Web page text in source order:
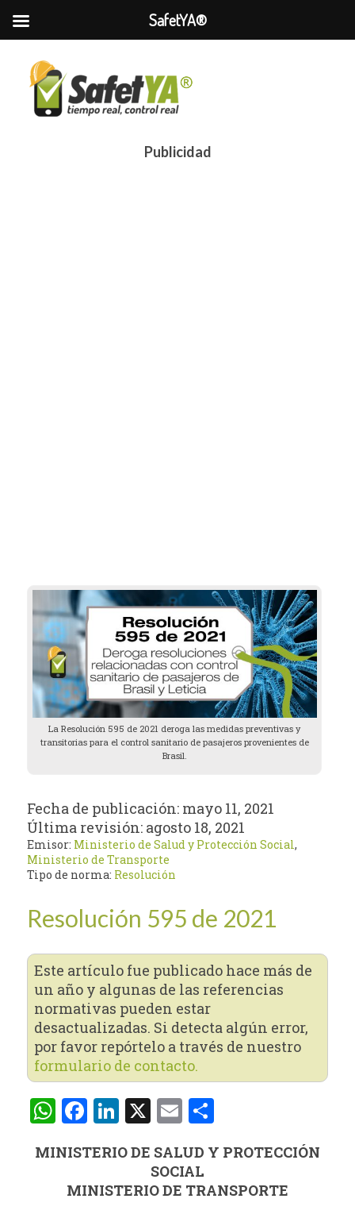
Publicidad
La Resolución 595 de 2021 deroga las medidas preventivas y
transitorias para el control sanitario de pasajeros provenientes de
Brasil.
Fecha de publicación: mayo 11, 2021
Última revisión: agosto 18, 2021
Emisor: Ministerio de Salud y Protección Social,
Ministerio de Transporte
Tipo de norma: Resolución
Resolución 595 de 2021
Este artículo fue publicado hace más de
un año y algunas de las referencias
normativas pueden estar
desactualizadas. Si detecta algún error,
por favor repórtelo a través de nuestro
formulario de contacto.
WhatsApp
Facebook
LinkedIn
X Email
MINISTERIO DE SALUD Y PROTECCIÓN
SOCIAL
MINISTERIO DE TRANSPORTE
SafetYA®